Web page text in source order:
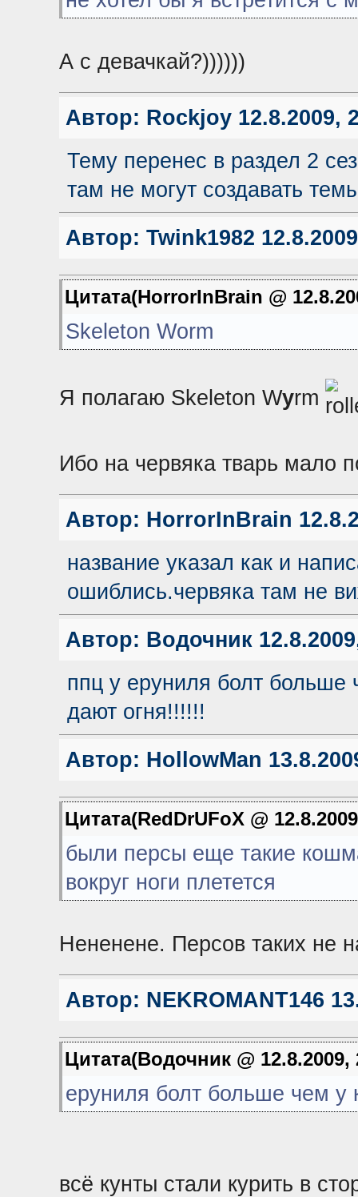
А с девачкай?))))))
Автор: Rockjoy12.8.2009,
Тему перенес в раздел 2
там не могут создавать
Автор: Twink1982
Цитата(HorrorInBrain @
Skeleton Worm
Я полагаю Skeleton Wyrm
Ибо на червяка тварь мало
Автор: HorrorInBrain
название указал как и
ошиблись.червяка там не
Автор: Водочник
ппц у еруниля болт больше
дают огня!!!!!!
Автор: HollowMan
Цитата(RedDrUFoX @
были персы еще такие
вокруг ноги плетется
Нененене. Персов таких не
Автор: NEKROMANT146
Цитата(Водочник @
еруниля болт больше чем у
всё кунты стали курить в